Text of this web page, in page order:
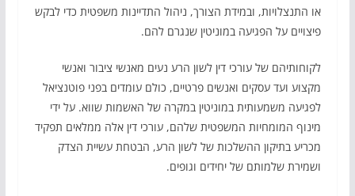
או התנצלויות, ובמידת הצורך, ניהול התדיינות משפטית כדי לבקש
פיצויים על הפגיעה במוניטין שנגרם להם.
לקוחותיהם של עורכי דין לשון הרע נעים מאנשי ציבור ואנשי
מקצוע ועד עסקים ואנשים פרטיים, כולם עומדים בפני פוטנציאל
לפגיעה משמעותית במוניטין במקרה של האשמות שווא. על ידי
מינוף המומחיות המשפטית שלהם, עורכי דין אלה ממלאים תפקיד
מכריע בתיקון ההשלכות של לשון הרע, הבטחת עשיית הצדק
ושמירת שלמותם של יחידים וגופים.